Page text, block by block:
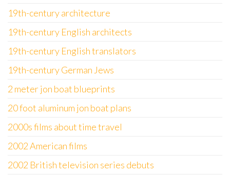
19th-century architecture
19th-century English architects
19th-century English translators
19th-century German Jews
2 meter jon boat blueprints
20 foot aluminum jon boat plans
2000s films about time travel
2002 American films
2002 British television series debuts